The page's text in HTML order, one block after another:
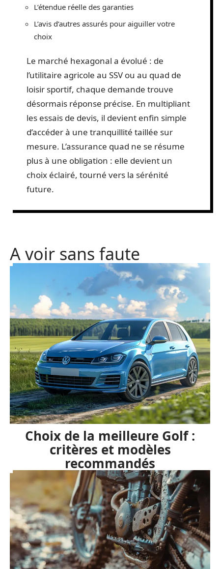
L’étendue réelle des garanties
L’avis d’autres assurés pour aiguiller votre
choix
Le marché hexagonal a évolué : de
l’utilitaire agricole au SSV ou au quad de
loisir sportif, chaque demande trouve
désormais réponse précise. En multipliant
les essais de devis, il devient enfin simple
d’accéder à une tranquillité taillée sur
mesure. L’assurance quad ne se résume
plus à une obligation : elle devient un
choix éclairé, tourné vers la sérénité
future.
A voir sans faute
Choix de la meilleure Golf :
critères et modèles
recommandés